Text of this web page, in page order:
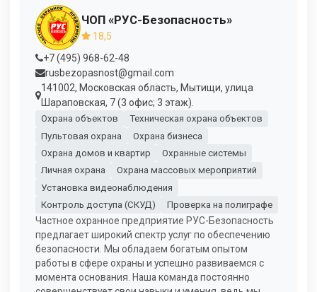
ЧОП «РУС-Безопасность»
18,5
+7 (495) 968-62-48
rusbezopasnost@gmail.com
141002, Московская область, Мытищи, улица
Шараповская, 7 (3 офис; 3 этаж).
Охрана объектов
Техническая охрана объектов
Пультовая охрана
Охрана бизнеса
Охрана домов и квартир
Охранные системы
Личная охрана
Охрана массовых мероприятий
Установка видеонаблюдения
Контроль доступа (СКУД)
Проверка на полиграфе
Частное охранное предприятие РУС-Безопасность
предлагает широкий спектр услуг по обеспечению
безопасности. Мы обладаем богатым опытом
работы в сфере охраны и успешно развиваемся с
момента основания. Наша команда постоянно